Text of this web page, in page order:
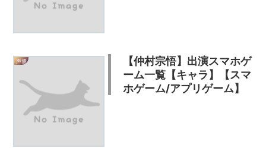
声優
【仲村宗悟】出演スマホゲ
ーム一覧【キャラ】【スマ
ホゲーム/アプリゲーム】